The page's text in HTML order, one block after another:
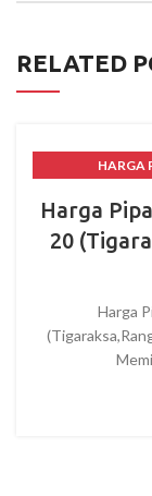
RELATED
HARGA
Harga
20
Harga